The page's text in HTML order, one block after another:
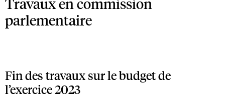
parlementaire
Fin des travaux sur le budget de
l’exercice 2023